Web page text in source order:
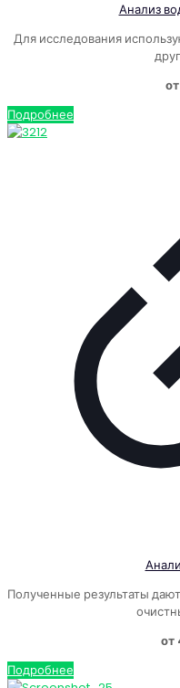
Анализ
Для исследования
Подробнее
Полученные результаты
от
Подробнее